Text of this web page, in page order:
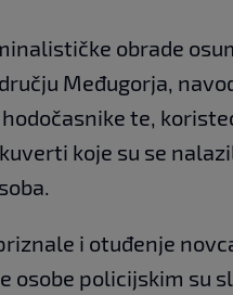
obrade
Međugorja,
te,
koje su se
i otuđenje
osobe policijskim su